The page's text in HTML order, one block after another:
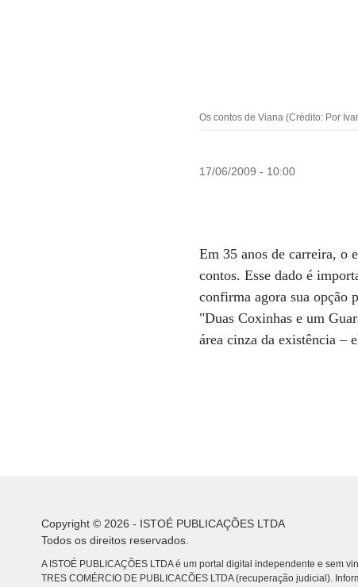
Os contos de Viana (Crédito: Por
17/06/2009 - 10:00
Em 35 anos de carreira, o
contos. Esse dado é
confirma agora sua opção
"Duas Coxinhas e um
área cinza da existência –
Copyright © 2026 - ISTOÉ PUBLICAÇÕES LTDA
Todos os direitos reservados.
A ISTOÉ PUBLICAÇÕES LTDA é um portal digital independente e sem
TRES COMÉRCIO DE PUBLICACÕES LTDA (recuperação judicial).